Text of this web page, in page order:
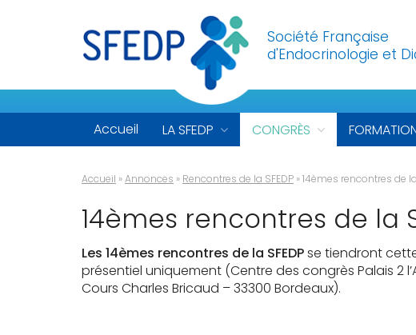
Société Française
d'Endocrinologie et
Accueil LA SFEDP CONGRÈS
Accueil »Annonces » Rencontres de la SFEDP »14èmes rencontres de
14èmes rencontres de la
Les 14èmes rencontres de la SFEDPse tiendront
présentiel uniquement (Centre des congrès Palais 2
Cours Charles Bricaud – 33300 Bordeaux).